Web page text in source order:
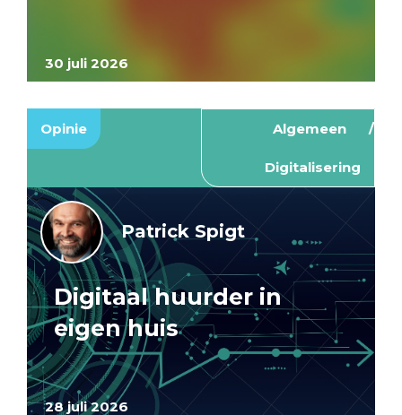
30 juli 2026
Opinie Algemeen
Digitalisering
28 juli 2026
Patrick Spigt
Digitaal huurder in
eigen huis